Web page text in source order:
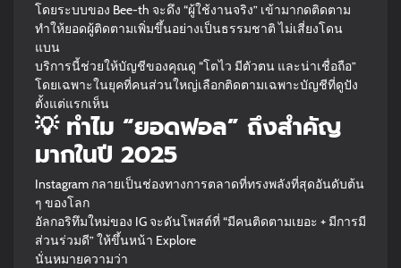
โดยระบบของ Bee-th จะดึง “ผู้ใช้งานจริง” เข้ามากดติดตาม
ทำให้ยอดผู้ติดตามเพิ่มขึ้นอย่างเป็นธรรมชาติ ไม่เสี่ยงโดน
แบน
บริการนี้ช่วยให้บัญชีของคุณดู “โตไว มีตัวตน และน่าเชื่อถือ”
โดยเฉพาะในยุคที่คนส่วนใหญ่เลือกติดตามเฉพาะบัญชีที่ดูปัง
ตั้งแต่แรกเห็น
💡 ทำไม “ยอดฟอล” ถึงสำคัญ
มากในปี 2025
Instagram กลายเป็นช่องทางการตลาดที่ทรงพลังที่สุดอันดับต้น
ๆ ของโลก
อัลกอริทึมใหม่ของ IG จะดันโพสต์ที่ “มีคนติดตามเยอะ + มีการมี
ส่วนร่วมดี” ให้ขึ้นหน้า Explore
นั่นหมายความว่า